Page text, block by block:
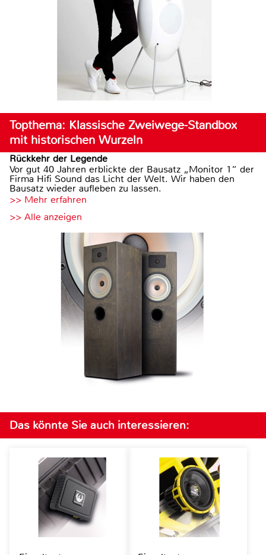
Topthema: Klassische Zweiwege-Standbox
mit historischen Wurzeln
Rückkehr der Legende
Vor gut 40 Jahren erblickte der Bausatz „Monitor 1“ der
Firma Hifi Sound das Licht der Welt. Wir haben den
Bausatz wieder aufleben zu lassen.
>> Mehr erfahren
>> Alle anzeigen
Das könnte Sie auch interessieren: